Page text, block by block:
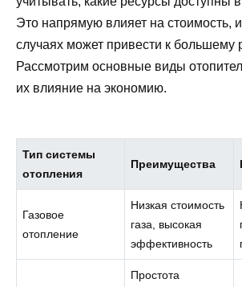
Это напрямую влияет на стоимость,
случаях может привести к большему
Рассмотрим основные виды
их влияние на экономию.
Тип системы
отопления
Преимущества
Газовое
отопление
Низкая стоимость
газа, высокая
эффективность
Простота